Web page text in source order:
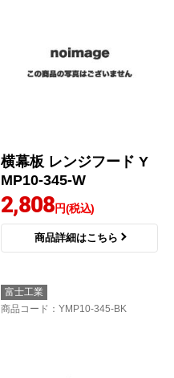
横幕板 レンジフード Y
MP10-345-W
2,808円(税込)
商品詳細はこちら
富士工業
商品コード ：YMP10-345-BK